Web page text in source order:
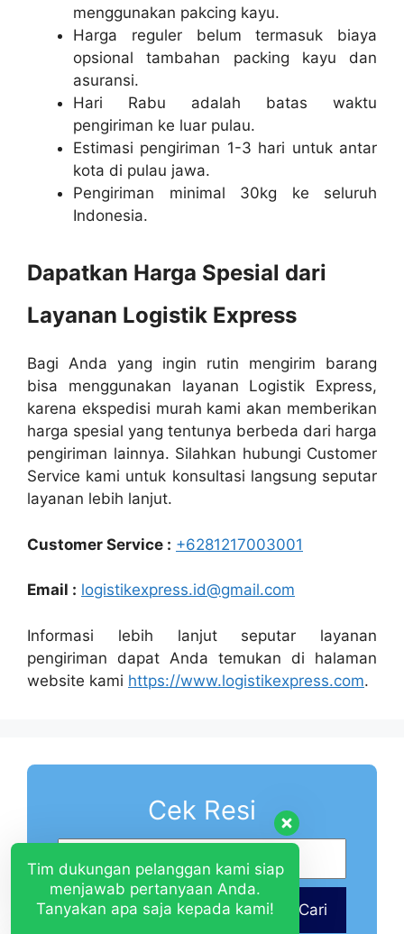
menggunakan pakcing kayu.
Harga reguler belum termasuk biaya
opsional tambahan packing kayu dan
asuransi.
Hari Rabu adalah batas waktu
pengiriman ke luar pulau.
Estimasi pengiriman 1-3 hari untuk antar
kota di pulau jawa.
Pengiriman minimal 30kg ke seluruh
Indonesia.
Dapatkan Harga Spesial dari
Layanan Logistik Express
Bagi Anda yang ingin rutin mengirim barang
bisa menggunakan layanan Logistik Express,
karena ekspedisi murah kami akan memberikan
harga spesial yang tentunya berbeda dari harga
pengiriman lainnya. Silahkan hubungi Customer
Service kami untuk konsultasi langsung seputar
layanan lebih lanjut.
Customer Service : +6281217003001
Email : logistikexpress.id@gmail.com
Informasi lebih lanjut seputar layanan
pengiriman dapat Anda temukan di halaman
website kami https://www.logistikexpress.com.
Cek Resi
Cari
Tim dukungan pelanggan kami siap
menjawab pertanyaan Anda.
Tanyakan apa saja kepada kami!